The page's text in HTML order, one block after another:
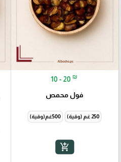
10 - 20 ₪
فول محمص
250 غم (وقية) 500غم(وقية)
add_shopping_cart